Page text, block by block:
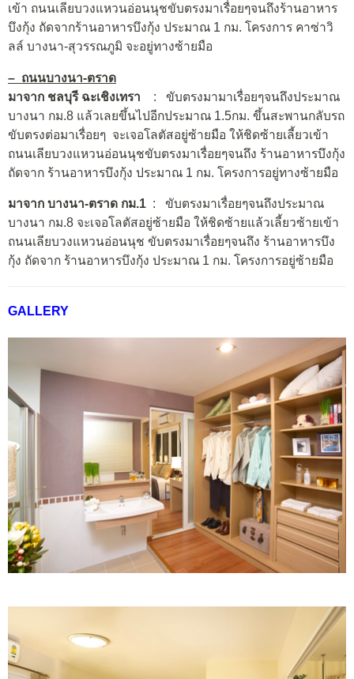
เข้า ถนนเลียบวงแหวนอ่อนนุชขับตรงมาเรื่อยๆจนถึงร้านอาหาร
บึงกุ้ง ถัดจากร้านอาหารบึงกุ้ง ประมาณ 1 กม. โครงการ คาซ่าวิ
ลล์ บางนา-สุวรรณภูมิ จะอยู่ทางซ้ายมือ
– ถนนบางนา-ตราด
มาจาก ชลบุรี ฉะเชิงเทรา
: ขับตรงมามาเรื่อยๆจนถึงประมาณ
บางนา กม.8 แล้วเลยขึ้นไปอีกประมาณ 1.5กม. ขึ้นสะพานกลับรถ
ขับตรงต่อมาเรื่อยๆ จะเจอโลตัสอยู่ซ้ายมือ ให้ชิดซ้ายเลี้ยวเข้า
ถนนเลียบวงแหวนอ่อนนุชขับตรงมาเรื่อยๆจนถึง ร้านอาหารบึงกุ้ง
ถัดจาก ร้านอาหารบึงกุ้ง ประมาณ 1 กม. โครงการอยู่ทางซ้ายมือ
มาจาก บางนา-ตราด กม.1 : ขับตรงมาเรื่อยๆจนถึงประมาณ
บางนา กม.8 จะเจอโลตัสอยู่ซ้ายมือ ให้ชิดซ้ายแล้วเลี้ยวซ้ายเข้า
ถนนเลียบวงแหวนอ่อนนุช ขับตรงมาเรื่อยๆจนถึง ร้านอาหารบึง
กุ้ง ถัดจาก ร้านอาหารบึงกุ้ง ประมาณ 1 กม. โครงการอยู่ซ้ายมือ
GALLERY